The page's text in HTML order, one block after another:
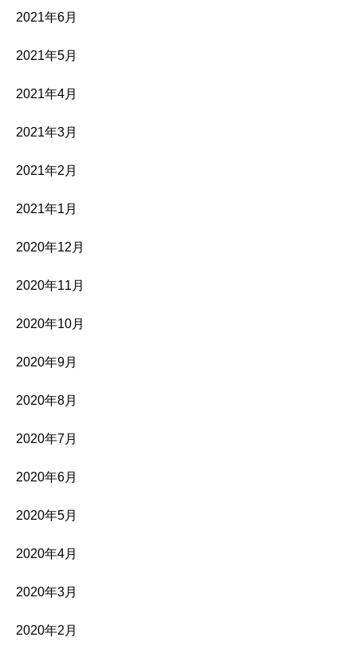
2021年6月
2021年5月
2021年4月
2021年3月
2021年2月
2021年1月
2020年12月
2020年11月
2020年10月
2020年9月
2020年8月
2020年7月
2020年6月
2020年5月
2020年4月
2020年3月
2020年2月